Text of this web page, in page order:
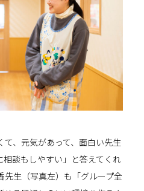
、元気があって、面白い先生
談もしやすい」と答えてくれ
先生（写真左）も「グループ全